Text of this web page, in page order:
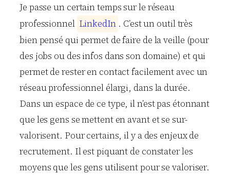
Je passe un certain temps sur le réseau
professionnel LinkedIn . C’est un outil très
bien pensé qui permet de faire de la veille (pour
des jobs ou des infos dans son domaine) et qui
permet de rester en contact facilement avec un
réseau professionnel élargi, dans la durée.
Dans un espace de ce type, il n’est pas étonnant
que les gens se mettent en avant et se sur-
valorisent. Pour certains, il y a des enjeux de
recrutement. Il est piquant de constater les
moyens que les gens utilisent pour se valoriser.